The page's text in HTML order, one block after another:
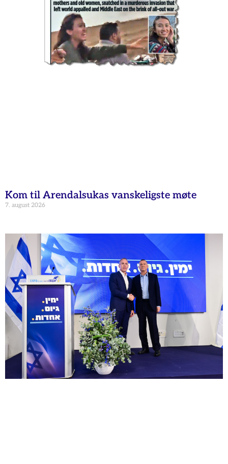
Kom til Arendalsukas vanskeligste møte
7. august 2026